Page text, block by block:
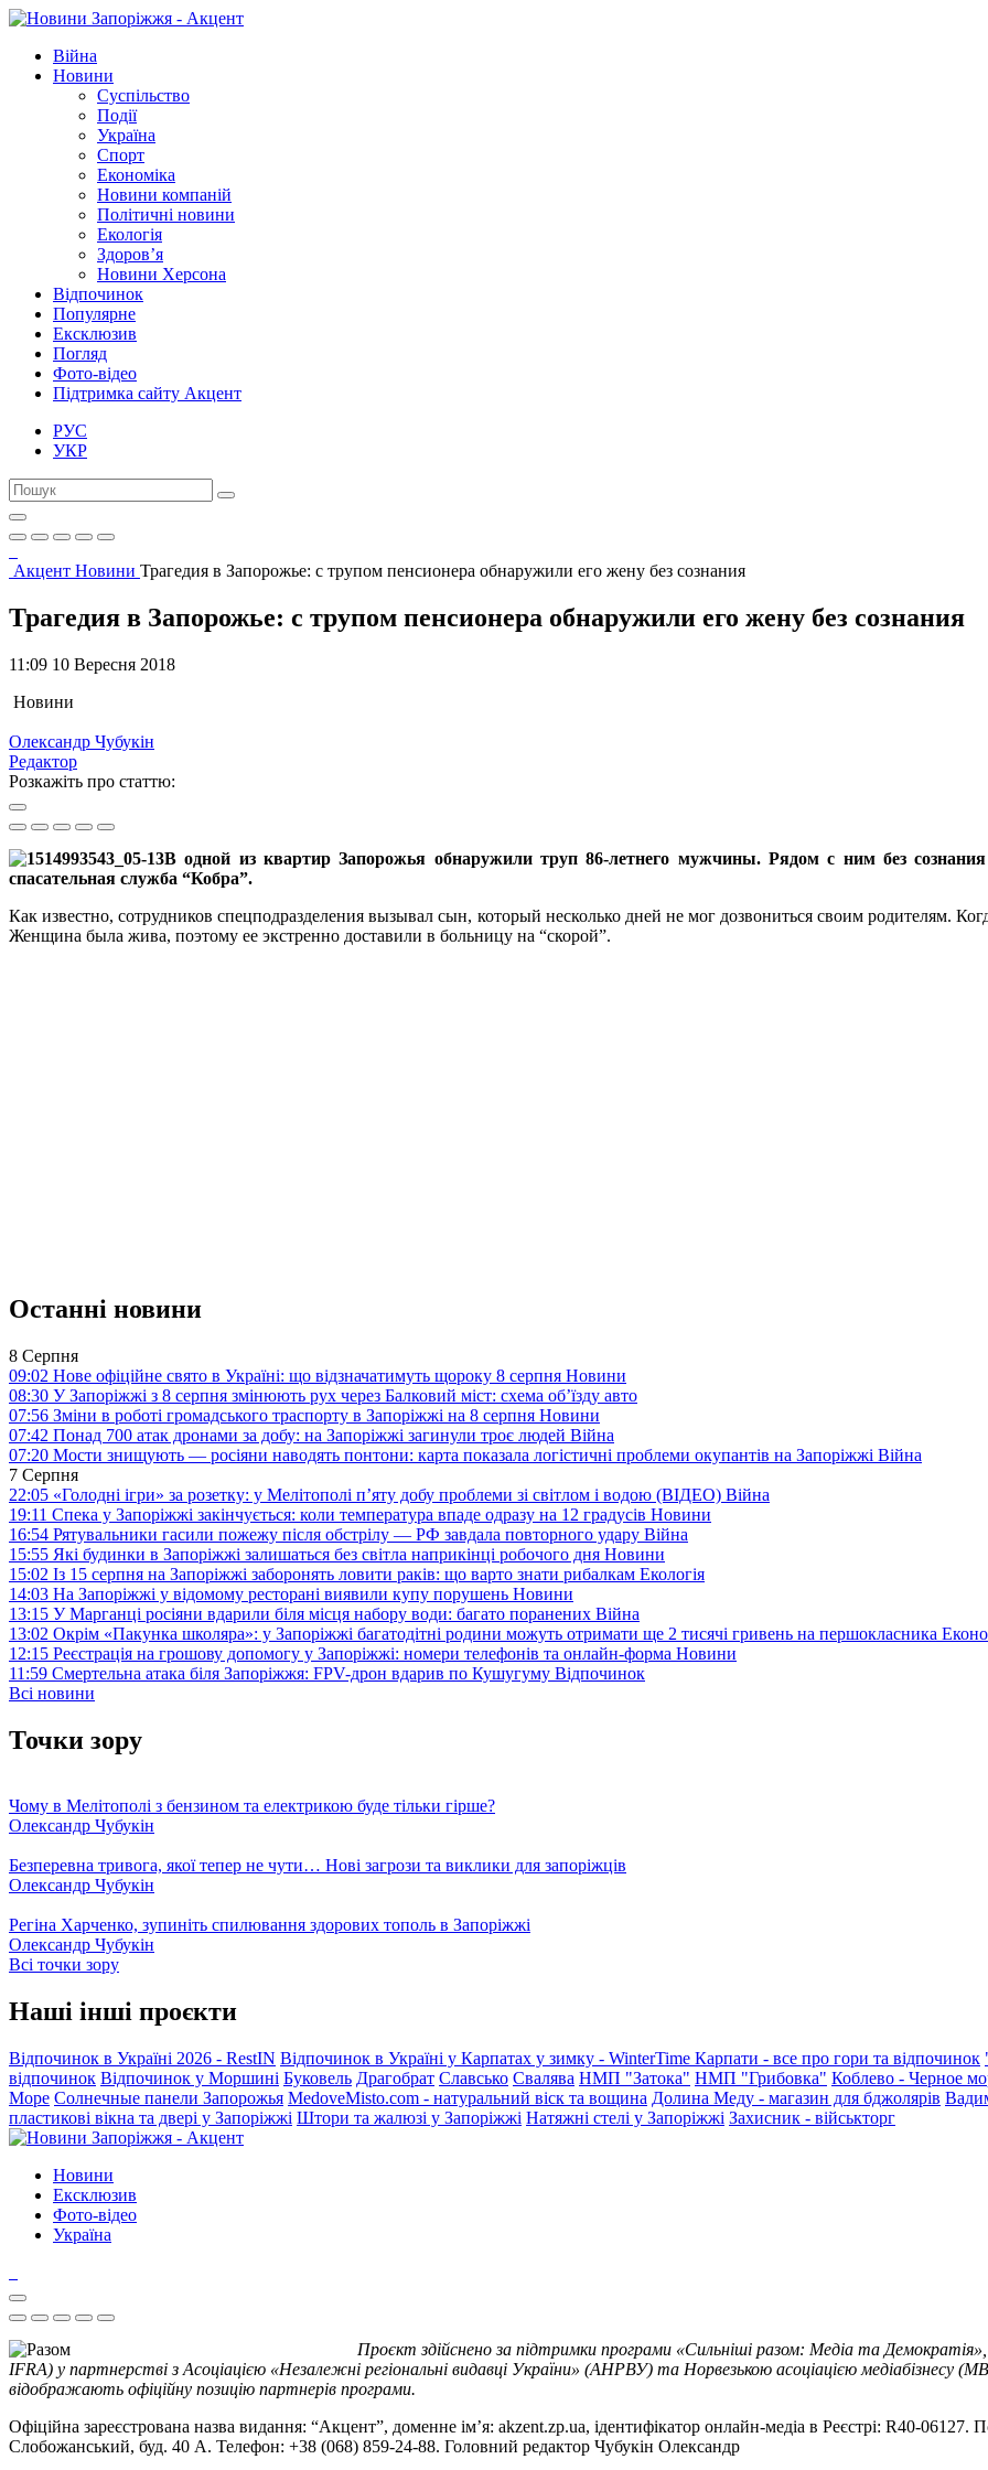
Війна
Новини
Суспільство
Події
Україна
Спорт
Економіка
Новини компаній
Політичні новини
Екологія
Здоров’я
Новини Херсона
Відпочинок
Популярне
Ексклюзив
Погляд
Фото-відео
Підтримка сайту Акцент
РУС
УКР
Акцент Новини Трагедия в Запорожье: с трупом пенсионера обнаружили его жену без сознания
Трагедия в Запорожье: с трупом пенсионера обнаружили его жену без сознания
11:09 10 Вересня 2018
Новини
Олександр Чубукін
Редактор
Розкажіть про статтю:
В одной из квартир Запорожья обнаружили труп 86-летнего мужчины. Рядом с ним без
спасательная служба “Кобра”.
Как известно, сотрудников спецподразделения вызывал сын, который несколько дней не мог дозвониться своим родителям.
Женщина была жива, поэтому ее экстренно доставили в больницу на “скорой”.
Останні новини
8 Серпня
09:02 Нове офіційне свято в Україні: що відзначатимуть щороку 8 серпня Новини
08:30 У Запоріжжі з 8 серпня змінюють рух через Балковий міст: схема об’їзду авто
07:56 Зміни в роботі громадського траспорту в Запоріжжі на 8 серпня Новини
07:42 Понад 700 атак дронами за добу: на Запоріжжі загинули троє людей Війна
07:20 Мости знищують — росіяни наводять понтони: карта показала логістичні проблеми окупантів на Запоріжжі Війна
7 Серпня
22:05 «Голодні ігри» за розетку: у Мелітополі п’яту добу проблеми зі світлом і водою (ВІДЕО) Війна
19:11 Спека у Запоріжжі закінчується: коли температура впаде одразу на 12 градусів Новини
16:54 Рятувальники гасили пожежу після обстрілу — РФ завдала повторного удару Війна
15:55 Які будинки в Запоріжжі залишаться без світла наприкінці робочого дня Новини
15:02 Із 15 серпня на Запоріжжі заборонять ловити раків: що варто знати рибалкам Екологія
14:03 На Запоріжжі у відомому ресторані виявили купу порушень Новини
13:15 У Марганці росіяни вдарили біля місця набору води: багато поранених Війна
13:02 Окрім «Пакунка школяра»: у Запоріжжі багатодітні родини можуть отримати ще 2 тисячі гривень на першокласника
12:15 Реєстрація на грошову допомогу у Запоріжжі: номери телефонів та онлайн-форма Новини
11:59 Смертельна атака біля Запоріжжя: FPV-дрон вдарив по Кушугуму Відпочинок
Всі новини
Точки зору
Чому в Мелітополі з бензином та електрикою буде тільки гірше?
Олександр Чубукін
Безперевна тривога, якої тепер не чути… Нові загрози та виклики для запоріжців
Олександр Чубукін
Регіна Харченко, зупиніть спилювання здорових тополь в Запоріжжі
Олександр Чубукін
Всі точки зору
Наші інші проєкти
Відпочинок в Україні 2026 - RestIN Відпочинок в Україні у Карпатах у зимку - WinterTime Карпати - все про гори та відпочинок
відпочинок Відпочинок у Моршині Буковель Драгобрат Славсько Свалява НМП "Затока" НМП "Грибовка" Коблево - Черное
Море Солнечные панели Запорожья MedoveMisto.com - натуральний віск та вощина Долина Меду - магазин для бджолярів
пластикові вікна та двері у Запоріжжі Штори та жалюзі у Запоріжжі Натяжні стелі у Запоріжжі Захисник - військторг
Новини
Ексклюзив
Фото-відео
Україна
Проєкт здійснено за підтримки програми «Сильніші разом: Медіа та
IFRA) у партнерстві з Асоціацією «Незалежні регіональні видавці України» (АНРВУ) та Норвезькою асоціацією медіабізнесу
відображають офіційну позицію партнерів програми.
Офіційна зареєстрована назва видання: “Акцент”, доменне ім’я: akzent.zp.ua, ідентифікатор онлайн-медіа в Реєстрі: R40-
Слобожанський, буд. 40 А. Телефон: +38 (068) 859-24-88. Головний редактор Чубукін Олександр